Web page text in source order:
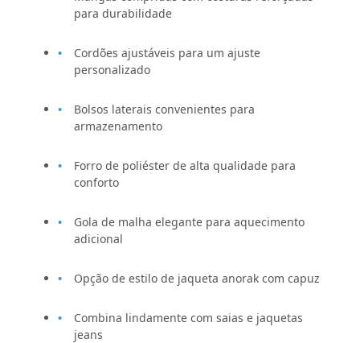
para durabilidade
Cordões ajustáveis para um ajuste
personalizado
Bolsos laterais convenientes para
armazenamento
Forro de poliéster de alta qualidade para
conforto
Gola de malha elegante para aquecimento
adicional
Opção de estilo de jaqueta anorak com capuz
Combina lindamente com saias e jaquetas
jeans